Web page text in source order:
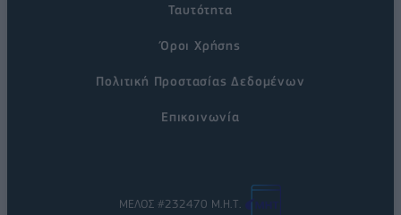
Ταυτότητα
Όροι Χρήσης
Πολιτική Προστασίας Δεδομένων
Επικοινωνία
ΜΕΛΟΣ #232470 Μ.Η.Τ.